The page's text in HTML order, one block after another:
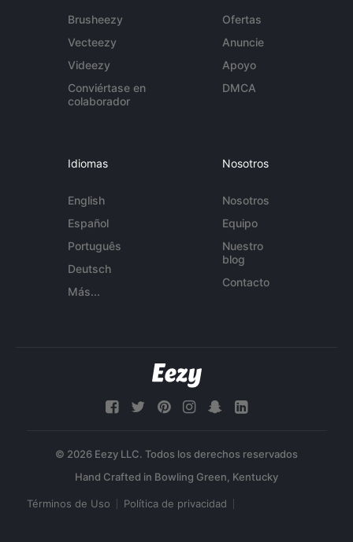
Brusheezy
Vecteezy
Videezy
Conviértase en
colaborador
Ofertas
Anuncie
Apoyo
DMCA
Idiomas
English
Español
Português
Deutsch
Más...
Nosotros
Nosotros
Equipo
Nuestro
blog
Contacto
© 2026 Eezy LLC. Todos los derechos reservados
Términos de Uso Política de privacidad